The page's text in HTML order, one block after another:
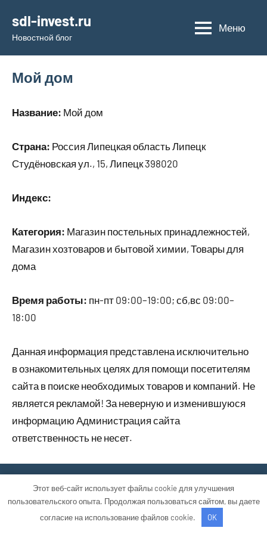
содержимому
sdl-invest.ru
Новостной блог
Меню
Мой дом
Название: Мой дом
Страна: Россия Липецкая область Липецк
Студёновская ул., 15, Липецк 398020
Индекс:
Категория: Магазин постельных принадлежностей,
Магазин хозтоваров и бытовой химии, Товары для
дома
Время работы: пн-пт 09:00–19:00; сб,вс 09:00–
18:00
Данная информация представлена исключительно
в ознакомительных целях для помощи посетителям
сайта в поиске необходимых товаров и компаний. Не
является рекламой! За неверную и изменившуюся
информацию Администрация сайта
ответственность не несет.
Этот веб-сайт использует файлы cookie для улучшения
пользовательского опыта. Продолжая пользоваться сайтом, вы даете
согласие на использование файлов cookie.
OK